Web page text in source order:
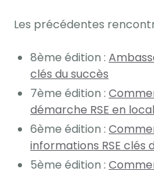
Les précédentes
8ème édition :
clés du succès
7ème édition :
démarche RSE en
6ème édition :
informations RSE clés
5ème édition :